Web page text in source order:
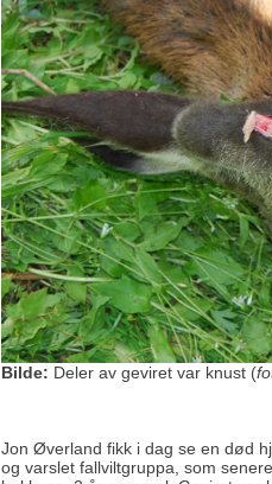
Bilde: Deler av geviret var knust (
Jon Øverland fikk i dag se en død
og varslet fallviltgruppa, som